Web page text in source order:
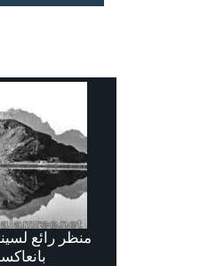
منظر رائع